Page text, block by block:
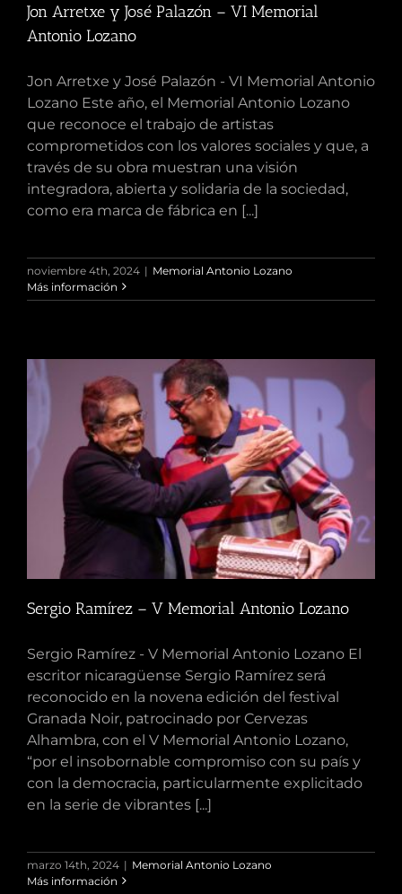
Jon Arretxe y José Palazón – VI Memorial
Antonio Lozano
Jon Arretxe y José Palazón - VI Memorial Antonio
Lozano Este año, el Memorial Antonio Lozano
que reconoce el trabajo de artistas
comprometidos con los valores sociales y que, a
través de su obra muestran una visión
integradora, abierta y solidaria de la sociedad,
como era marca de fábrica en [...]
noviembre 4th, 2024 | Memorial Antonio Lozano
Más información
Sergio Ramírez – V Memorial Antonio Lozano
Sergio Ramírez - V Memorial Antonio Lozano El
escritor nicaragüense Sergio Ramírez será
reconocido en la novena edición del festival
Granada Noir, patrocinado por Cervezas
Alhambra, con el V Memorial Antonio Lozano,
“por el insobornable compromiso con su país y
con la democracia, particularmente explicitado
en la serie de vibrantes [...]
marzo 14th, 2024 | Memorial Antonio Lozano
Más información